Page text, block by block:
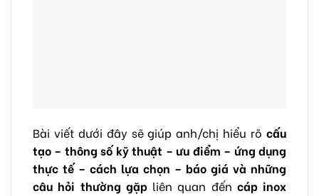
Bài viết dưới đây sẽ giúp anh/chị hiểu rõ cấu
tạo – thông số kỹ thuật – ưu điểm – ứng dụng
thực tế – cách lựa chọn – báo giá và những
câu hỏi thường gặpliên quan đến cáp inox